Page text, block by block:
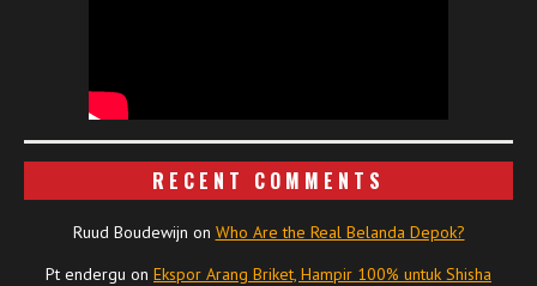
RECENT COMMENTS
Ruud Boudewijn on Who Are the Real Belanda Depok?
Pt endergu on Ekspor Arang Briket, Hampir 100% untuk Shisha